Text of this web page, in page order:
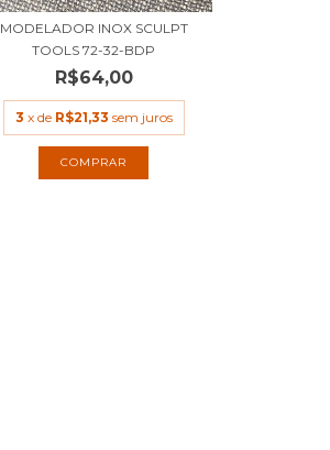
MODELADOR INOX SCULPT
TOOLS 72-32-BDP
R$64,00
3 x de R$21,33 sem juros